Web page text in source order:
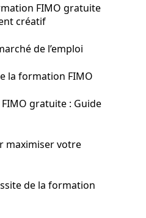
FIMO gratuite
créatif
de l’emploi
la formation FIMO
gratuite : Guide
maximiser votre
de la formation